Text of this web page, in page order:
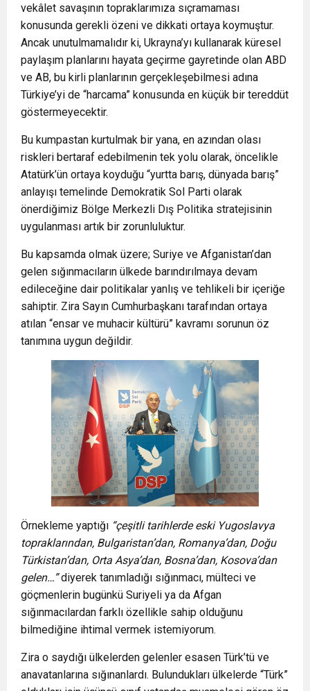
vekâlet savaşının topraklarımıza sıçramaması
konusunda gerekli özeni ve dikkati ortaya koymuştur.
Ancak unutulmamalıdır ki, Ukrayna’yı kullanarak küresel
paylaşım planlarını hayata geçirme gayretinde olan ABD
ve AB, bu kirli planlarının gerçekleşebilmesi adına
Türkiye’yi de “harcama” konusunda en küçük bir tereddüt
göstermeyecektir.
Bu kumpastan kurtulmak bir yana, en azından olası
riskleri bertaraf edebilmenin tek yolu olarak, öncelikle
Atatürk’ün ortaya koyduğu “yurtta barış, dünyada barış”
anlayışı temelinde Demokratik Sol Parti olarak
önerdiğimiz Bölge Merkezli Dış Politika stratejisinin
uygulanması artık bir zorunluluktur.
Bu kapsamda olmak üzere; Suriye ve Afganistan’dan
gelen sığınmacıların ülkede barındırılmaya devam
edileceğine dair politikalar yanlış ve tehlikeli bir içeriğe
sahiptir. Zira Sayın Cumhurbaşkanı tarafından ortaya
atılan “ensar ve muhacir kültürü” kavramı sorunun öz
tanımına uygun değildir.
Örnekleme yaptığı “çeşitli tarihlerde eski Yugoslavya
topraklarından, Bulgaristan’dan, Romanya’dan, Doğu
Türkistan’dan, Orta Asya’dan, Bosna’dan, Kosova’dan
gelen…”diyerek tanımladığı sığınmacı, mülteci ve
göçmenlerin bugünkü Suriyeli ya da Afgan
sığınmacılardan farklı özellikle sahip olduğunu
bilmediğine ihtimal vermek istemiyorum.
Zira o saydığı ülkelerden gelenler esasen Türk’tü ve
anavatanlarına sığınanlardı. Bulundukları ülkelerde “Türk”